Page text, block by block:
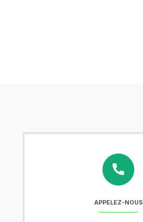
APPELEZ-NOUS